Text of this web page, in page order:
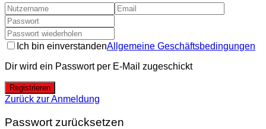
Ich bin einverstandenAllgemeine Geschäftsbedingungen
Dir wird ein Passwort per E-Mail zugeschickt
Registrieren
Zurück zur Anmeldung
Passwort zurücksetzen